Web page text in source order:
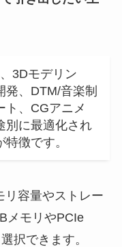
3Dモデリン
発、DTM/音楽制
ト、CGアニメ
別に最適化され
徴です。
リ容量やストレー
メモリやPCIe
択できます。